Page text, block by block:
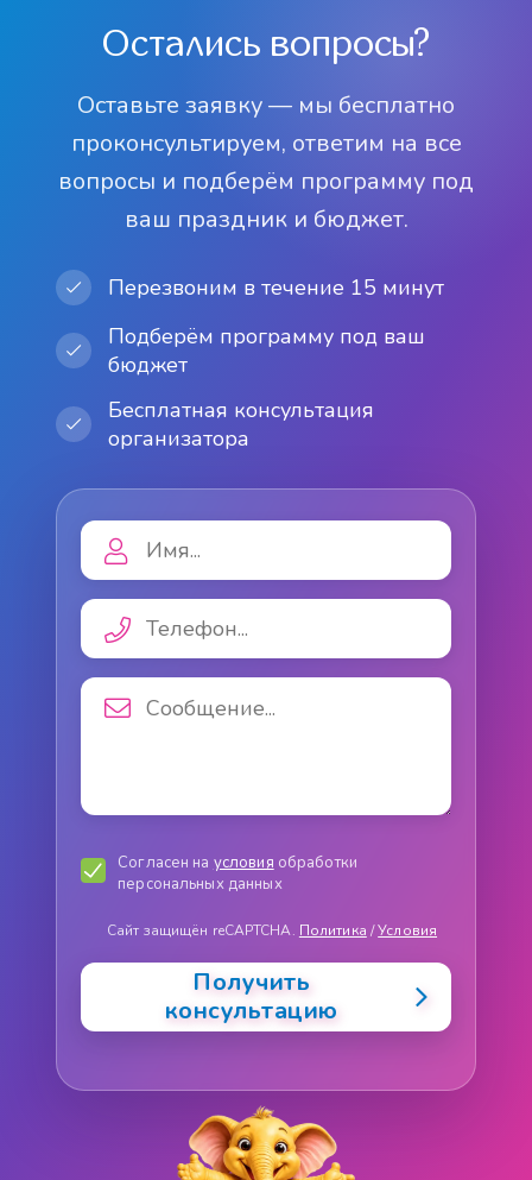
Остались вопросы?
Оставьте заявку — мы бесплатно
проконсультируем, ответим на все
вопросы и подберём программу под
ваш праздник и бюджет.
Перезвоним в течение 15 минут
Подберём программу под ваш
бюджет
Бесплатная консультация
организатора
Согласен на условия обработки
персональных данных
Сайт защищён reCAPTCHA. Политика /Условия
Получить
консультацию